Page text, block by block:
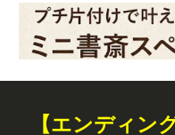
【エンディン